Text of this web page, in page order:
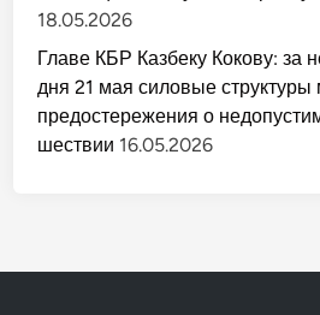
18.05.2026
Главе КБР Казбеку Кокову: за
дня 21 мая силовые
предостережения о
шествии 16.05.2026